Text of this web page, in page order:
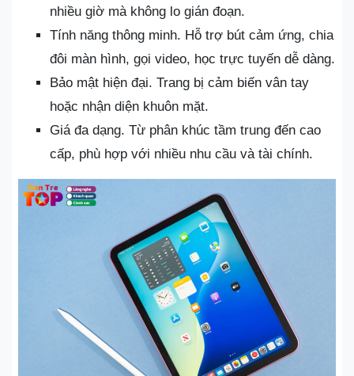
nhiều giờ mà không lo gián đoạn.
Tính năng thông minh. Hỗ trợ bút cảm ứng, chia
đôi màn hình, gọi video, học trực tuyến dễ dàng.
Bảo mật hiện đại. Trang bị cảm biến vân tay
hoặc nhận diện khuôn mặt.
Giá đa dạng. Từ phân khúc tầm trung đến cao
cấp, phù hợp với nhiều nhu cầu và tài chính.